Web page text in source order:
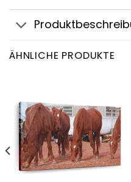
ÄHNLICHE PRODUKTE